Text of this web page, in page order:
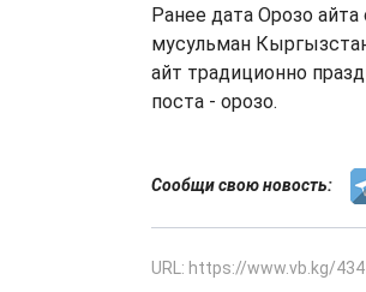
Ранее дата Орозо
мусульман
айт традиционно
поста - орозо.
Сообщи свою новость:
URL: https://www.vb.kg/